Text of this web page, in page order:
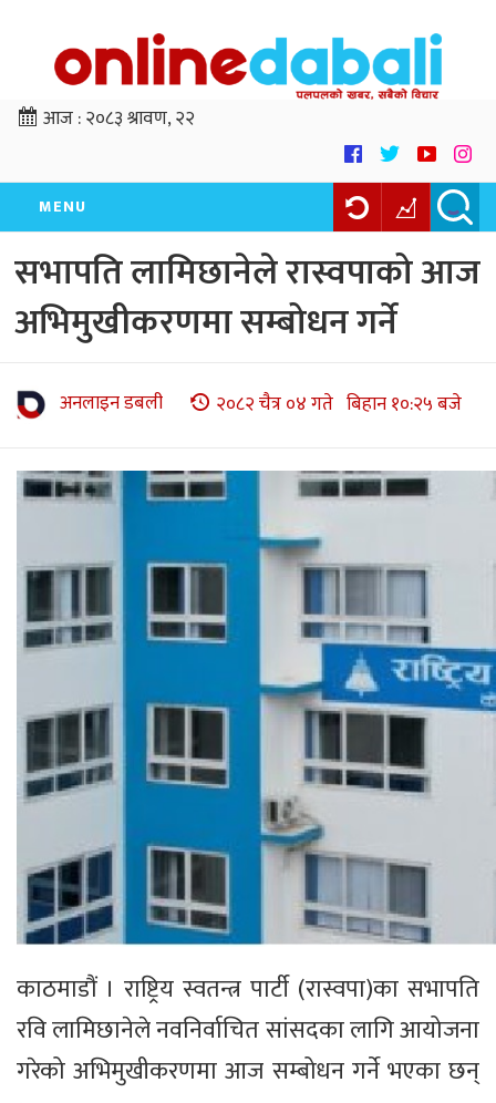
आज :२०८३ श्रावण, २२
MENU
सभापति लामिछानेले रास्वपाको आज
अभिमुखीकरणमा सम्बोधन गर्ने
अनलाइन डबली २०८२ चैत्र ०४ गते बिहान १०:२५ बजे
काठमाडौं । राष्ट्रिय स्वतन्त्र पार्टी (रास्वपा)का सभापति
रवि लामिछानेले नवनिर्वाचित सांसदका लागि आयोजना
गरेको अभिमुखीकरणमा आज सम्बोधन गर्ने भएका छन्